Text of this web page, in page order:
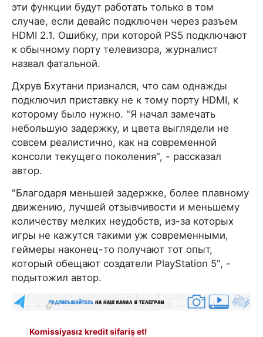
эти функции будут работать только в том
случае, если девайс подключен через разъем
HDMI 2.1. Ошибку, при которой PS5 подключают
к обычному порту телевизора, журналист
назвал фатальной.
Дхрув Бхутани признался, что сам однажды
подключил приставку не к тому порту HDMI, к
которому было нужно. "Я начал замечать
небольшую задержку, и цвета выглядели не
совсем реалистично, как на современной
консоли текущего поколения", - рассказал
автор.
"Благодаря меньшей задержке, более плавному
движению, лучшей отзывчивости и меньшему
количеству мелких неудобств, из-за которых
игры не кажутся такими уж современными,
геймеры наконец-то получают тот опыт,
который обещают создатели PlayStation 5", -
подытожил автор.
Komissiyasız kredit sifariş et!